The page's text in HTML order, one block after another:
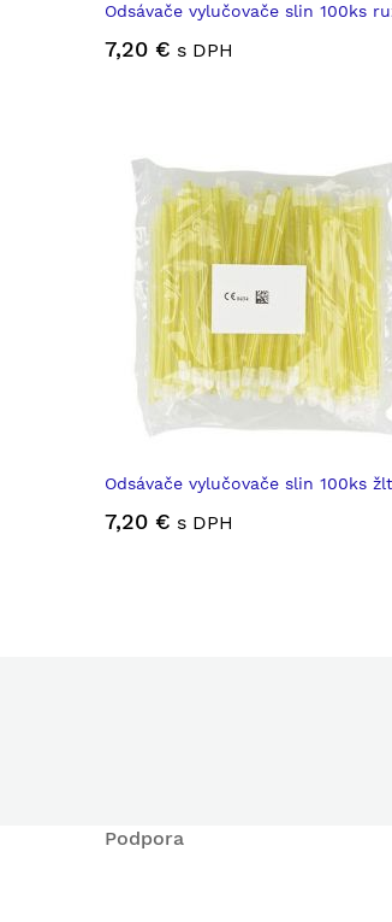
Odsávače vylučovače slin 100ks
7,20 € s DPH
Odsávače vylučovače slin 100ks
7,20 € s DPH
Podpora